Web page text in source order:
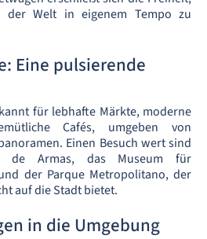
der Welt in eigenem Tempo zu
Eine pulsierende
für lebhafte Märkte, moderne
Cafés, umgeben von
Einen Besuch wert sind
de Armas, das Museum für
der Parque Metropolitano, der
auf die Stadt bietet.
in die Umgebung